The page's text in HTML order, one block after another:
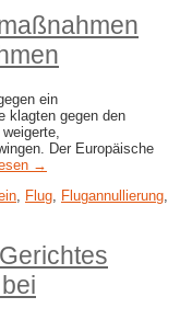
ein
klagten gegen den
Der Europäische
→
Flug Flugannullierung